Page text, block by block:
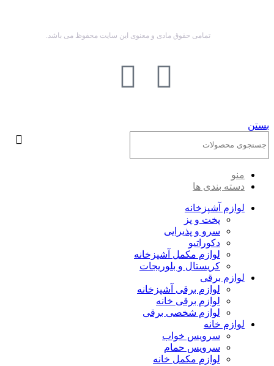
تمامی حقوق مادی و معنوی این سایت محفوظ می باشد.
بستن
منو
دسته بندی ها
لوازم آشپزخانه
پخت و پز
سرو و پذیرایی
دکوراتیو
لوازم مکمل آشپزخانه
کریستال و بلوریجات
لوازم برقی
لوازم برقی آشپزخانه
لوازم برقی خانه
لوازم شخصی برقی
لوازم خانه
سرویس خواب
سرویس حمام
لوازم مکمل خانه